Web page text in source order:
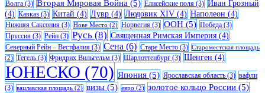
Волга (3) Вторая Мировая Война (5) Елисейские поля (3) Иван Грозный
(4) Кавказ (3) Китай (4) Лувр (4) Людовик XIV (4) Наполеон (4)
Нижняя Саксония (3) Нове Место (2) Норвегия (3) ООН (5) Победа (3)
Пруссия (3) Рейн (3) Русь (8) Священная Римская Империя (4)
Северный Рейн – Вестфалия (3) Сена (6) Старе Место (3) Староместская площадь
(2) Тегель (3) Фридрих Вильгельм (3) Шарлоттенбург (3) Шенген (4)
ЮНЕСКО (70) Япония (5) Ярославская область (3) вафли
(3) вацлавская площадь (2) визы (5) евро (2) золотое кольцо России (5)